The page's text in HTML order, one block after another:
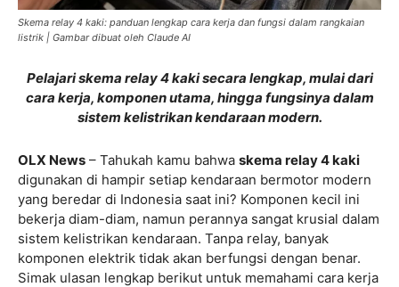
Skema relay 4 kaki: panduan lengkap cara kerja dan fungsi dalam rangkaian
listrik | Gambar dibuat oleh Claude AI
Pelajari skema relay 4 kaki secara lengkap, mulai dari
cara kerja, komponen utama, hingga fungsinya dalam
sistem kelistrikan kendaraan modern.
OLX News – Tahukah kamu bahwa skema relay 4 kaki
digunakan di hampir setiap kendaraan bermotor modern
yang beredar di Indonesia saat ini? Komponen kecil ini
bekerja diam-diam, namun perannya sangat krusial dalam
sistem kelistrikan kendaraan. Tanpa relay, banyak
komponen elektrik tidak akan berfungsi dengan benar.
Simak ulasan lengkap berikut untuk memahami cara kerja